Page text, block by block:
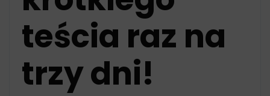
teścia raz na
trzy dni!